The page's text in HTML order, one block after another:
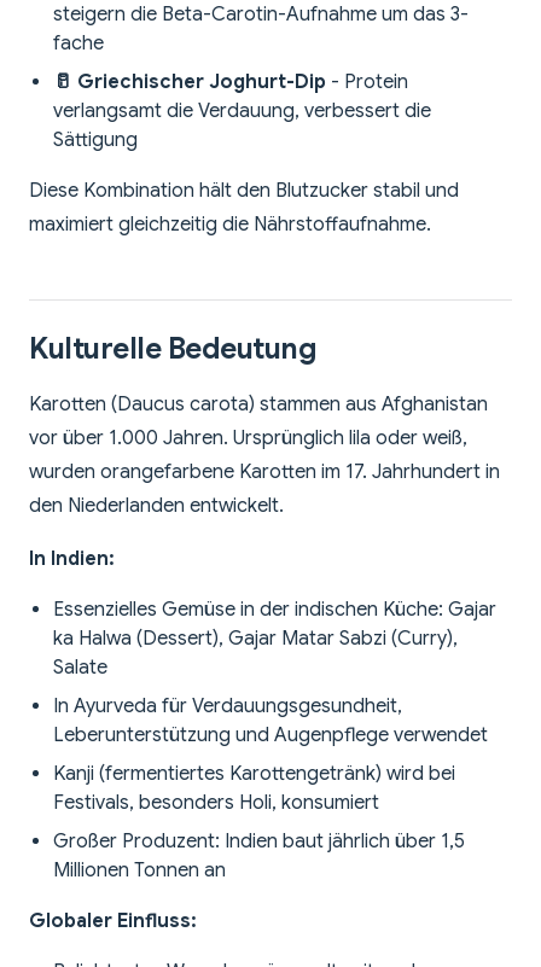
steigern die Beta-Carotin-Aufnahme um das 3-
fache
🥛 Griechischer Joghurt-Dip - Protein
verlangsamt die Verdauung, verbessert die
Sättigung
Diese Kombination hält den Blutzucker stabil und
maximiert gleichzeitig die Nährstoffaufnahme.
Kulturelle Bedeutung
Karotten (Daucus carota) stammen aus Afghanistan
vor über 1.000 Jahren. Ursprünglich lila oder weiß,
wurden orangefarbene Karotten im 17. Jahrhundert in
den Niederlanden entwickelt.
In Indien:
Essenzielles Gemüse in der indischen Küche: Gajar
ka Halwa (Dessert), Gajar Matar Sabzi (Curry),
Salate
In Ayurveda für Verdauungsgesundheit,
Leberunterstützung und Augenpflege verwendet
Kanji (fermentiertes Karottengetränk) wird bei
Festivals, besonders Holi, konsumiert
Großer Produzent: Indien baut jährlich über 1,5
Millionen Tonnen an
Globaler Einfluss: